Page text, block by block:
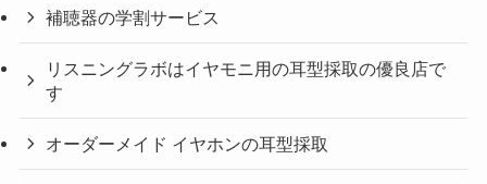
補聴器の学割サービス
リスニングラボはイヤモニ用の耳型採取の優良店で
す
オーダーメイド イヤホンの耳型採取